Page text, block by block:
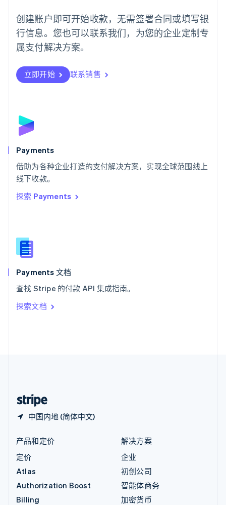
创建账户即可开始收款，无需签署合同或填写银
行信息。您也可以联系我们，为您的企业定制专
属支付解决方案。
立即开始 联系销售
Payments
借助为各种企业打造的支付解决方案，实现全球范围线上
线下收款。
探索 Payments
Payments 文档
查找 Stripe 的付款 API 集成指南。
探索文档
中国内地 (简体中文)
葡萄牙
Português English
日本
日本語English
瑞典
瑞士
DeutschFrançais
English
斯洛文尼亚
泰国
ไทยEnglish
希腊
English
西班牙
新西兰
English
匈牙利
English
ItalianoEnglish
印度
English
产品和定价
定价
Atlas
Authorization Boost
Billing
解决方案
企业
初创公司
智能体商务
加密货币